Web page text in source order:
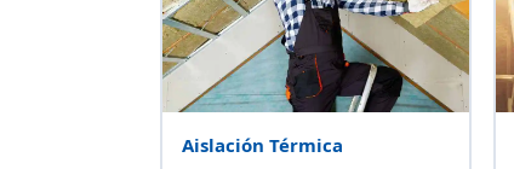
Aislación Térmica